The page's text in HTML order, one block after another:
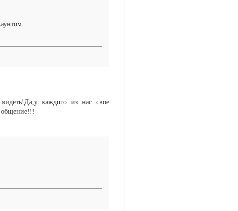
каждого из нас свое
общение!!!